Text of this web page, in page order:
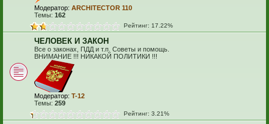
Модератор: ARCHITECTOR 110
Темы: 162
Рейтинг: 17.22%
ЧЕЛОВЕК И ЗАКОН
Все о законах, ПДД и т.п. Советы и помощь.
ВНИМАНИЕ !!! НИКАКОЙ ПОЛИТИКИ !!!
Модератор: T-12
Темы: 259
Рейтинг: 3.21%